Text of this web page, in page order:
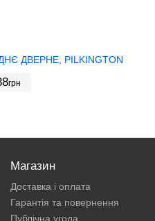
ДВЕРНЕ, PILKINGTON
грн
Магазин
Доставка і оплата
Гарантія та повернення
Публічна угода